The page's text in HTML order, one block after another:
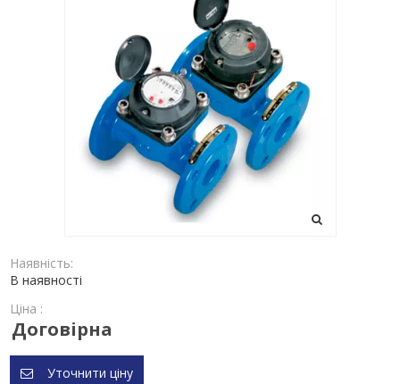
Наявність:
В наявності
Ціна :
Договірна
Уточнити ціну